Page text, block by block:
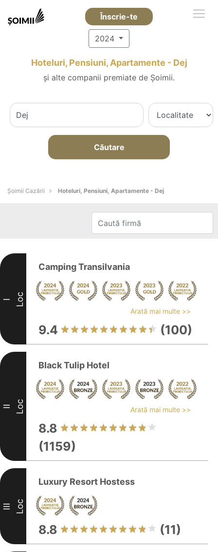
Înscrie-te
2024
Hoteluri, Pensiuni, Apartamente - Dej
și alte companii premiate de Șoimii.
Căutare
Șoimii Cazării Hoteluri, Pensiuni, Apartamente - Dej
I Loc
Camping Transilvania
Arată mai multe >>
9.4 (100)
II Loc
Black Tulip Hotel
Arată mai multe >>
8.8
(1159)
III Loc
Luxury Resort Hostess
8.8 (11)